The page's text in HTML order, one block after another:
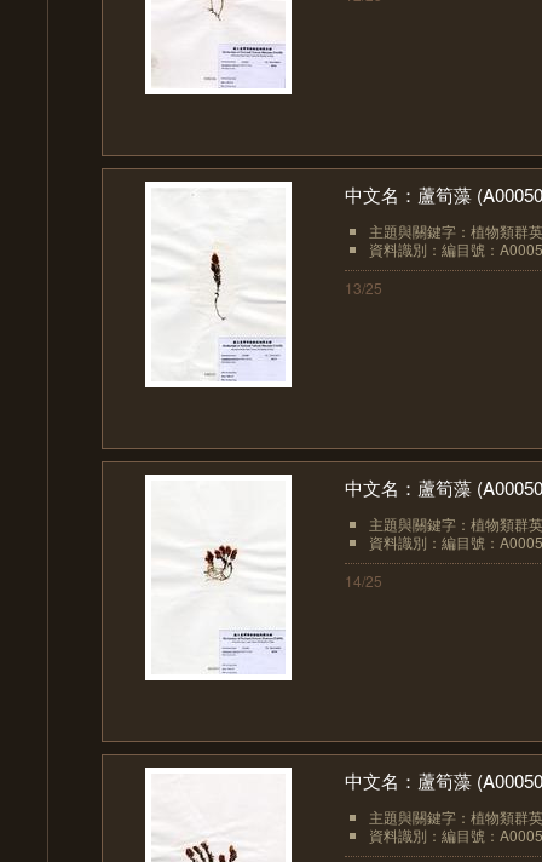
中文名：蘆筍藻
主題與關鍵字：植物類群
資料識別：編目號：
13/25
中文名：蘆筍藻
主題與關鍵字：植物類群
資料識別：編目號：
14/25
中文名：蘆筍藻
主題與關鍵字：植物類群
資料識別：編目號：